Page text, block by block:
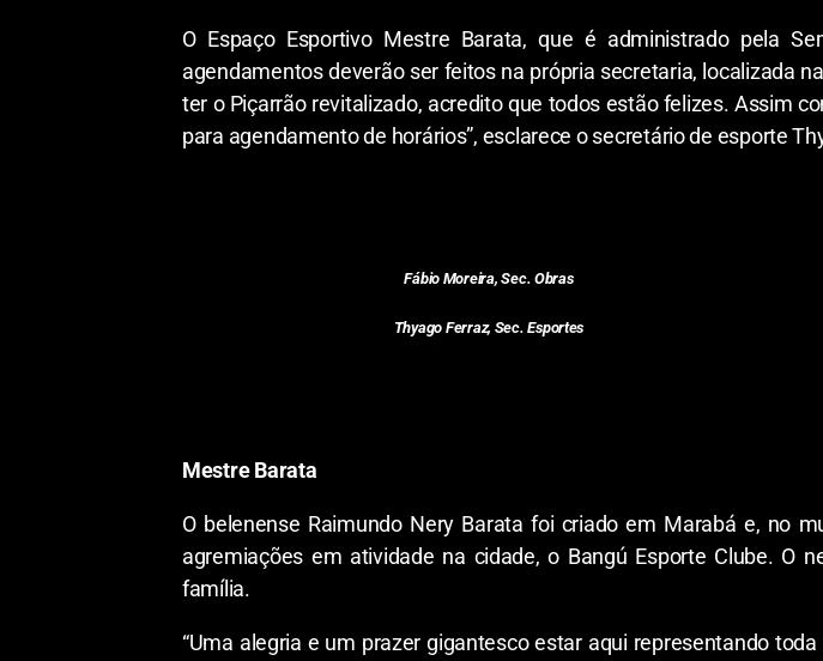
O Espaço Esportivo Mestre Barata, que é administrado pela
agendamentos deverão ser feitos na própria secretaria, localizada
ter o Piçarrão revitalizado, acredito que todos estão felizes. Assim
para agendamento de horários”, esclarece o secretário de esporte
Fábio Moreira, Sec. Obras
Thyago Ferraz, Sec. Esportes
Mestre Barata
O belenense Raimundo Nery Barata foi criado em Marabá e, no
agremiações em atividade na cidade, o Bangú Esporte Clube. O
família.
“Uma alegria e um prazer gigantesco estar aqui representando